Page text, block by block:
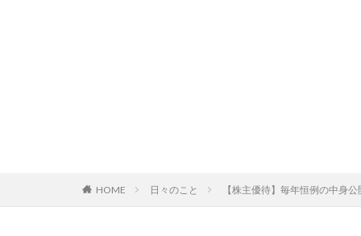
HOME 日々のこと 【株主優待】毎年恒例の中身公